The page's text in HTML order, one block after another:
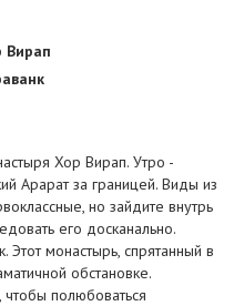
Вирап
Хор Вирап. Утро -
Арарат за границей. Виды из
но зайдите внутрь
его досканально.
монастырь, спрятанный в
обстановке.
полюбоваться